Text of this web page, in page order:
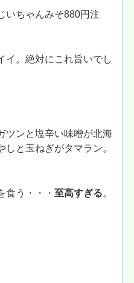
いちゃんみそ880円注
イ。絶対にこれ旨いでし
ツンと塩辛い味噌が北海
と玉ねぎがタマラン。
食う・・・至高すぎる。